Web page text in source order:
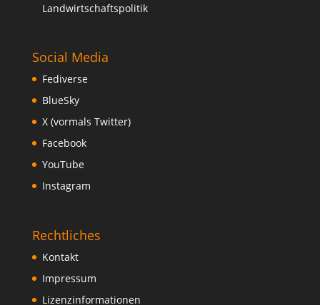
Landwirtschaftspolitik
Social Media
Fediverse
BlueSky
X (vormals Twitter)
Facebook
YouTube
Instagram
Rechtliches
Kontakt
Impressum
Lizenzinformationen